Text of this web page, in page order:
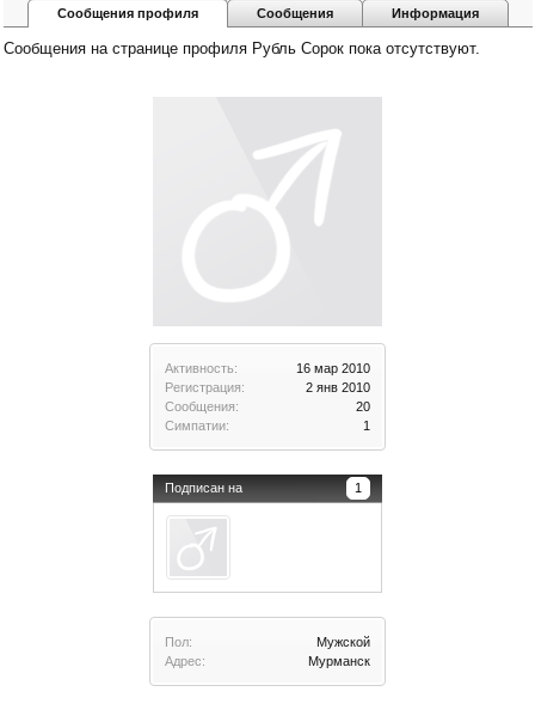
Активность:
16 мар 2010
Регистрация:
2 янв 2010
Сообщения:
20
Симпатии:
1
Подписан на 1
Пол:
Мужской
Адрес:
Мурманск
Сообщения профиля Сообщения Информация
Сообщения на странице профиля Рубль Сорок пока отсутствуют.